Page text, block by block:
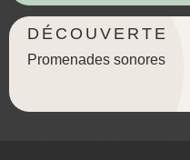
DÉCOUVERTE
Promenades sonores